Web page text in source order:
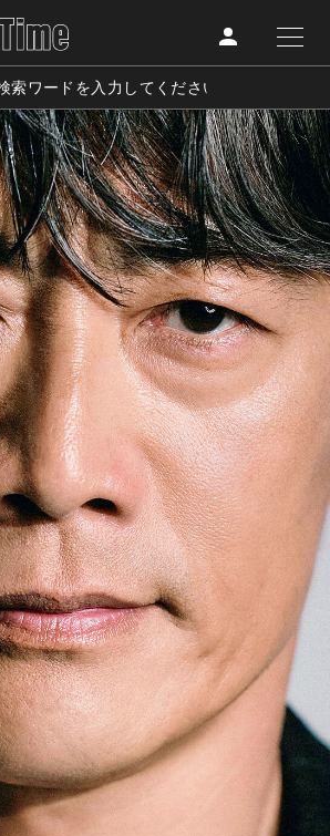
は、自由でしなやかに生きるハイエンド
スペシャルイシュー満載のメディア。
ン、カルチャーに溺愛、未知の幅広い
での人生で積んだ経験、知見を余裕をも
進化するソーシャルに寄り添いたい。
た時間から解き放たれつつある世代の
かに彩る『AdvancedTime』が発信する
、より速やかに、活用できる
会員組織を設けました。
会員に登録すると、プレゼント応募情報
な会員限定イベント、ブランドのエクス
の紹介など、特別なコンテンツ情報を
届け致します。更に『AdvancedTime』
ジンのご案内もあり、送付手数料のみを
とでお手元で『AdvancedTime』をお楽し
プレゼント
インテリア
アイメイク